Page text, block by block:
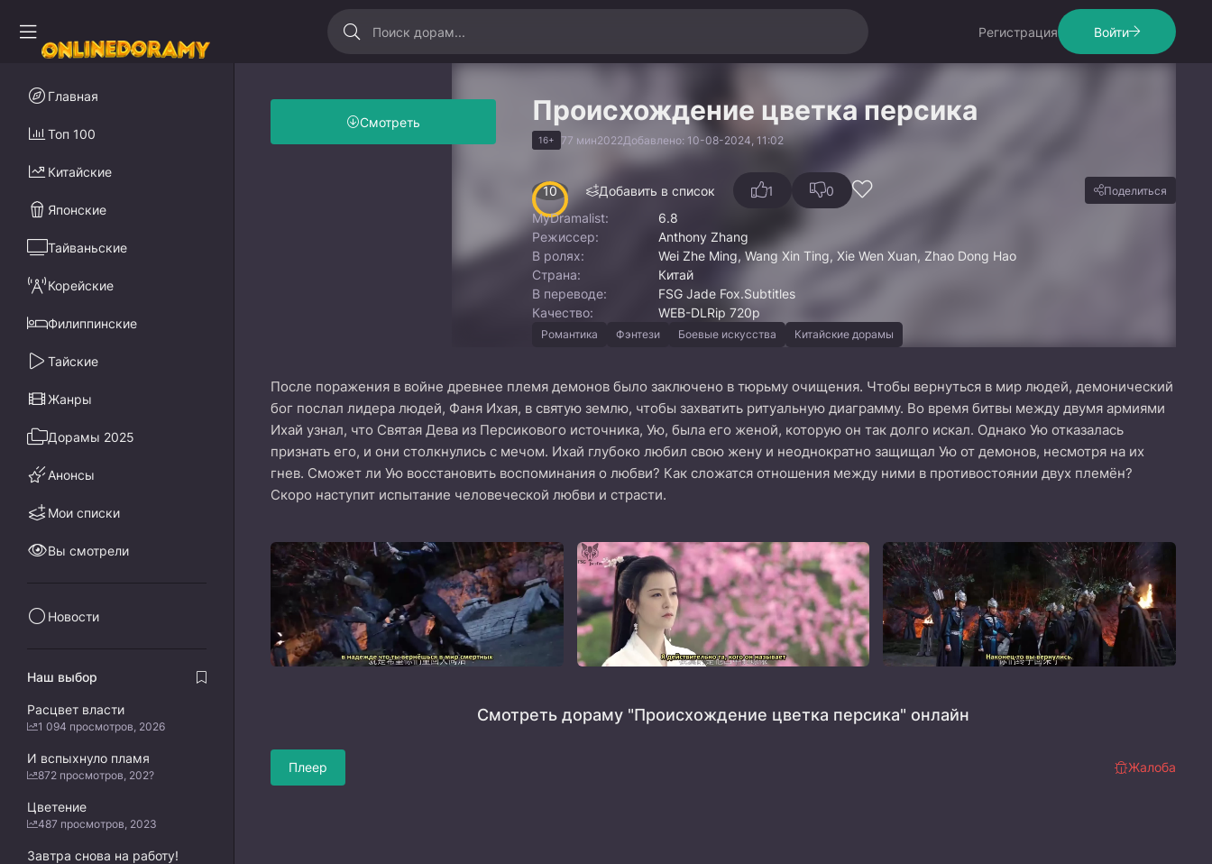
Регистрация Войти
Происхождение цветка персика
16+ 77 мин2022Добавлено: 10-08-2024, 11:02
Смотреть
10 Добавить в список 1 0 Поделиться
MyDramalist:
6.8
Режиссер:
Anthony Zhang
В ролях:
Wei Zhe Ming, Wang Xin Ting, Xie Wen Xuan, Zhao Dong Hao
Страна:
Китай
В переводе:
FSG Jade Fox.Subtitles
Качество:
WEB-DLRip 720p
Романтика Фэнтези Боевые искусства Китайские дорамы
После поражения в войне древнее племя демонов было заключено в тюрьму очищения. Чтобы вернуться в мир людей, демонический
бог послал лидера людей, Фаня Ихая, в святую землю, чтобы захватить ритуальную диаграмму. Во время битвы между двумя армиями
Ихай узнал, что Святая Дева из Персикового источника, Ую, была его женой, которую он так долго искал. Однако Ую отказалась
признать его, и они столкнулись с мечом. Ихай глубоко любил свою жену и неоднократно защищал Ую от демонов, несмотря на их
гнев. Сможет ли Ую восстановить воспоминания о любви? Как сложатся отношения между ними в противостоянии двух племён?
Скоро наступит испытание человеческой любви и страсти.
Смотреть дораму "Происхождение цветка персика" онлайн
Плеер Жалоба
Главная
Топ 100
Китайские
Японские
Тайваньские
Корейские
Филиппинские
Тайские
Жанры
Дорамы 2025
Анонсы
Мои списки
Вы смотрели
Новости
Наш выбор
Расцвет власти
1 094 просмотров, 2026
И вспыхнуло пламя
872 просмотров, 202?
Цветение
487 просмотров, 2023
Завтра снова на работу!